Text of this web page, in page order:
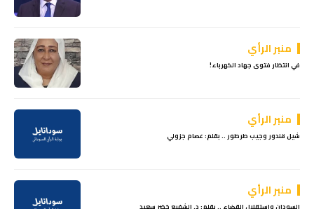
منبر الرأي
في انتظار فتوى جهاد الكهرباء!
منبر الرأي
شيل قندور وجيب طرطور .. بقلم: عصام جزولي
منبر الرأي